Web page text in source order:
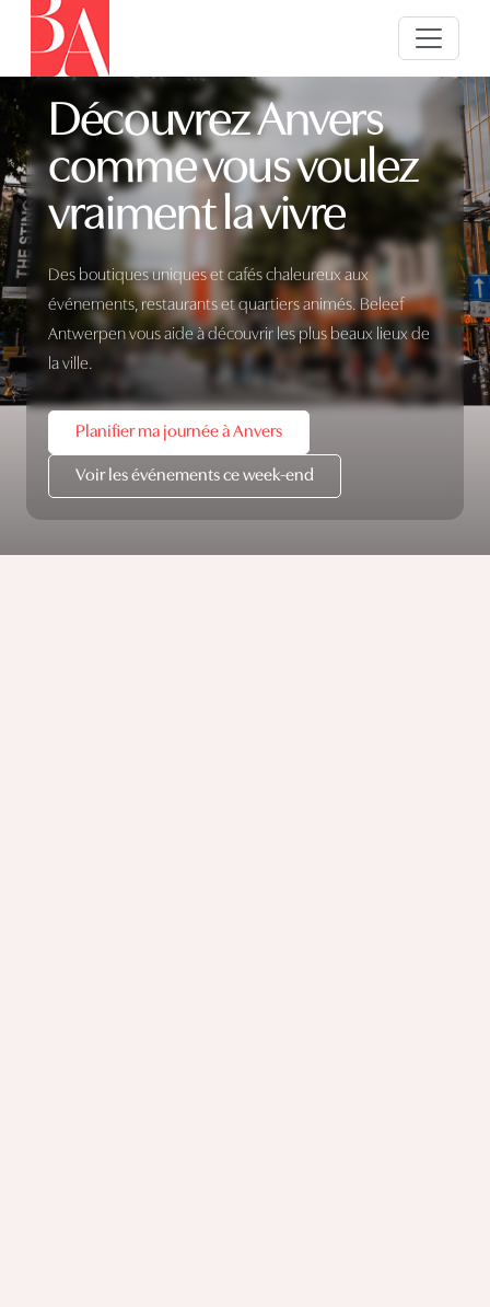
Découvrez Anvers
comme vous voulez
vraiment la vivre
Des boutiques uniques et cafés chaleureux aux
événements, restaurants et quartiers animés. Beleef
Antwerpen vous aide à découvrir les plus beaux lieux de
la ville.
Planifier ma journée à Anvers
Voir les événements ce week-end